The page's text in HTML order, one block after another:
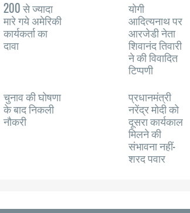
200 से ज्यादा
मारे गये अमेरिकी
कार्यकर्ता का
दावा
योगी
आदित्यनाथ पर
आरजेडी नेता
शिवानंद तिवारी
ने की विवादित
टिप्पणी
चुनाव की घोषणा
के बाद निकली
नौकरी
प्रधानमंत्री
नरेंद्र मोदी को
दूसरा कार्यकाल
मिलने की
संभावना नहीं-
शरद पवार